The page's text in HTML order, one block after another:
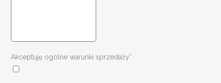
Akceptuję ogólne warunki sprzedaży*